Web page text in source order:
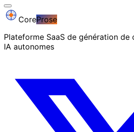
CoreProse
Plateforme SaaS de génération de
IA autonomes